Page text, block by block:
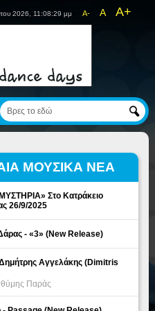
A- A A+
2026, 11:08:29 μμ
ΜΟΥΣΙΚΑ ΝΕΑ
Στο Κατράκειο
26/9/2025
- «3» (New Release)
Αγγελάκης (Dimitris
Παράς